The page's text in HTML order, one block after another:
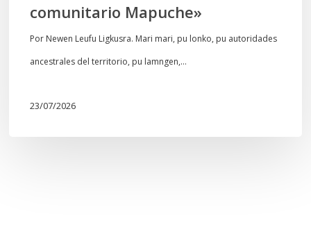
encuentro
comunitario
Mapuche»
comunitario Mapuche»
Por Newen Leufu Ligkusra. Mari mari, pu lonko, pu autoridades
ancestrales del territorio, pu lamngen,…
23/07/2026